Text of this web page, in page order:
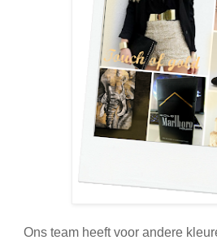
Ons team heeft voor andere